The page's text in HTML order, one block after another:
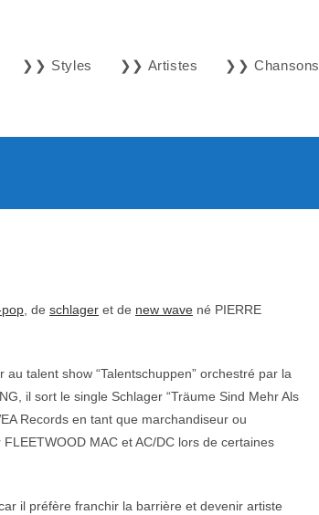
❯❯ Styles ❯❯ Artistes ❯❯ Chansons
, de schlager et de new wave né PIERRE
talent show “Talentschuppen” orchestré par la
il sort le single Schlager “Träume Sind Mehr Als
Records en tant que marchandiseur ou
MAC et AC/DC lors de certaines
il préfère franchir la barrière et devenir artiste